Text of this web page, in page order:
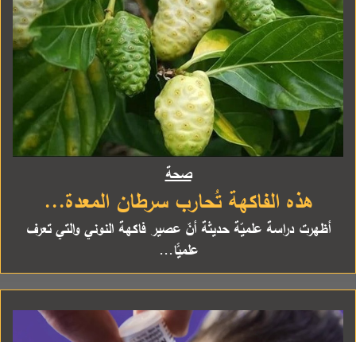
صحة
هذه الفاكهة تُحارب سرطان المعدة...
أظهرت دراسة علميّة حديثة أنّ عصير فاكهة النوني والتي تعرف
علميًّا...